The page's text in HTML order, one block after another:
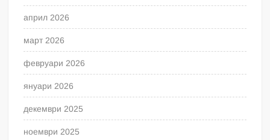
април 2026
март 2026
февруари 2026
януари 2026
декември 2025
ноември 2025